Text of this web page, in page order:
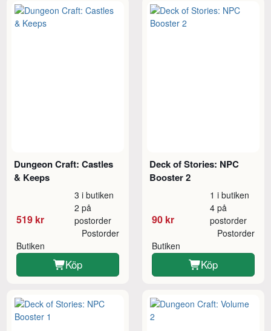
Dungeon Craft: Castles
& Keeps
519 kr
3 i butiken
2 på
postorder
Butiken
Postorder
Köp
Deck of Stories: NPC
Booster 2
90 kr
1 i butiken
4 på
postorder
Butiken
Postorder
Köp